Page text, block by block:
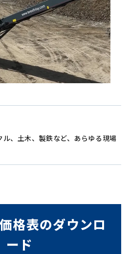
、土木、製鉄など、あらゆる現場
格表のダウンロ
ード